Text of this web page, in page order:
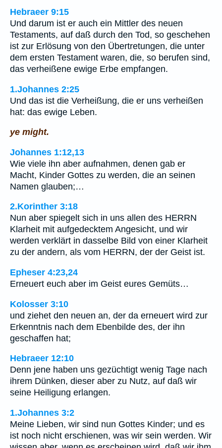
Hebraeer 9:15
Und darum ist er auch ein Mittler des neuen
Testaments, auf daß durch den Tod, so geschehen
ist zur Erlösung von den Übertretungen, die unter
dem ersten Testament waren, die, so berufen sind,
das verheißene ewige Erbe empfangen.
1.Johannes 2:25
Und das ist die Verheißung, die er uns verheißen
hat: das ewige Leben.
ye might.
Johannes 1:12,13
Wie viele ihn aber aufnahmen, denen gab er
Macht, Kinder Gottes zu werden, die an seinen
Namen glauben;…
2.Korinther 3:18
Nun aber spiegelt sich in uns allen des HERRN
Klarheit mit aufgedecktem Angesicht, und wir
werden verklärt in dasselbe Bild von einer Klarheit
zu der andern, als vom HERRN, der der Geist ist.
Epheser 4:23,24
Erneuert euch aber im Geist eures Gemüts…
Kolosser 3:10
und ziehet den neuen an, der da erneuert wird zur
Erkenntnis nach dem Ebenbilde des, der ihn
geschaffen hat;
Hebraeer 12:10
Denn jene haben uns gezüchtigt wenig Tage nach
ihrem Dünken, dieser aber zu Nutz, auf daß wir
seine Heiligung erlangen.
1.Johannes 3:2
Meine Lieben, wir sind nun Gottes Kinder; und es
ist noch nicht erschienen, was wir sein werden. Wir